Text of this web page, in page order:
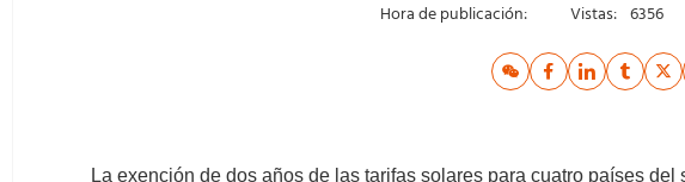
Hora de publicación: Vistas: 6356
La exención de dos años de las tarifas solares para cuatro países